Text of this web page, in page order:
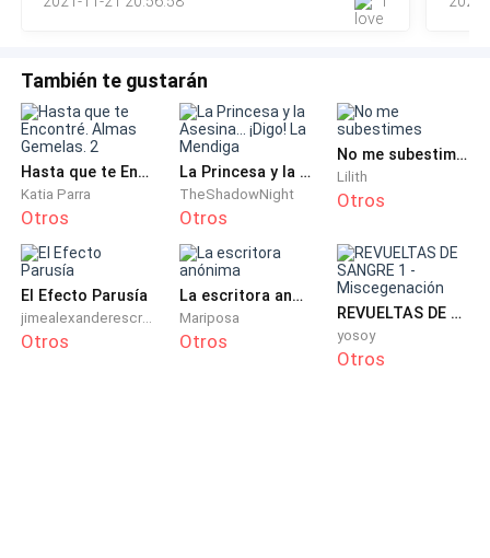
También te gustarán
Hasta que te Encontré. Almas Gemelas. 2
Katia Parra
Otros
La Princesa y la Asesina... ¡Digo! La Mendiga
TheShadowNight
Otros
No me subestimes
Lilith
Otros
El Efecto Parusía
jimealexanderescritor
Otros
La escritora anónima
Mariposa
Otros
REVUELTAS DE SANGRE 1 - Miscegenación
yosoy
Otros